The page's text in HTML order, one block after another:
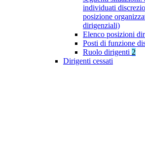
individuati
posizione
dirigenziali)
Elenco posizioni
Posti di funzione
Ruolo dirigenti 2
Dirigenti cessati